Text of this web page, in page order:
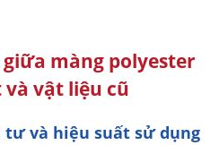
màng polyester
vật liệu cũ
và hiệu suất sử dụng